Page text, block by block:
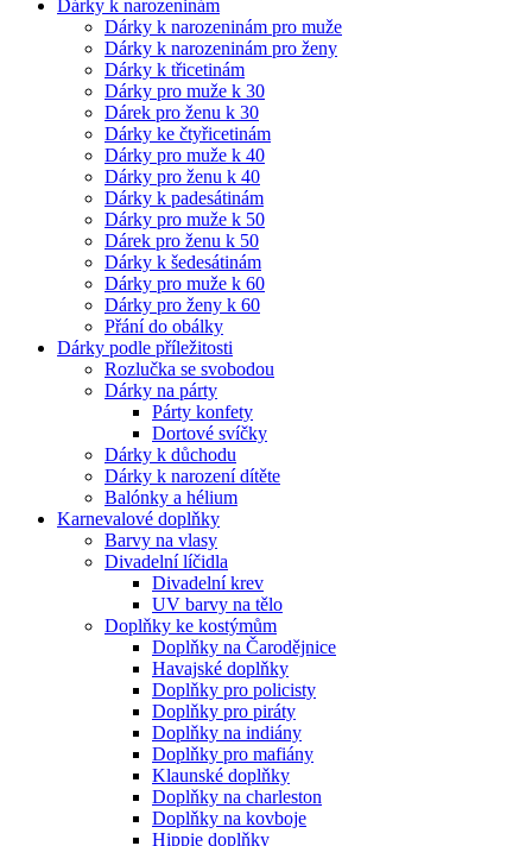
Dárky k narozeninám
Dárky k narozeninám pro muže
Dárky k narozeninám pro ženy
Dárky k třicetinám
Dárky pro muže k 30
Dárek pro ženu k 30
Dárky ke čtyřicetinám
Dárky pro muže k 40
Dárky pro ženu k 40
Dárky k padesátinám
Dárky pro muže k 50
Dárek pro ženu k 50
Dárky k šedesátinám
Dárky pro muže k 60
Dárky pro ženy k 60
Přání do obálky
Dárky podle příležitosti
Rozlučka se svobodou
Dárky na párty
Párty konfety
Dortové svíčky
Dárky k důchodu
Dárky k narození dítěte
Balónky a hélium
Karnevalové doplňky
Barvy na vlasy
Divadelní líčidla
Divadelní krev
UV barvy na tělo
Doplňky ke kostýmům
Doplňky na Čarodějnice
Havajské doplňky
Doplňky pro policisty
Doplňky pro piráty
Doplňky na indiány
Doplňky pro mafiány
Klaunské doplňky
Doplňky na charleston
Doplňky na kovboje
Hippie doplňky